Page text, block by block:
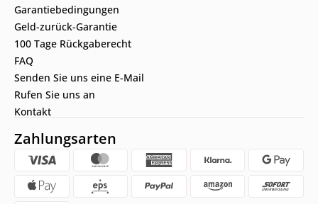
Garantiebedingungen
Geld-zurück-Garantie
100 Tage Rückgaberecht
FAQ
Senden Sie uns eine E-Mail
Rufen Sie uns an
Kontakt
Zahlungsarten